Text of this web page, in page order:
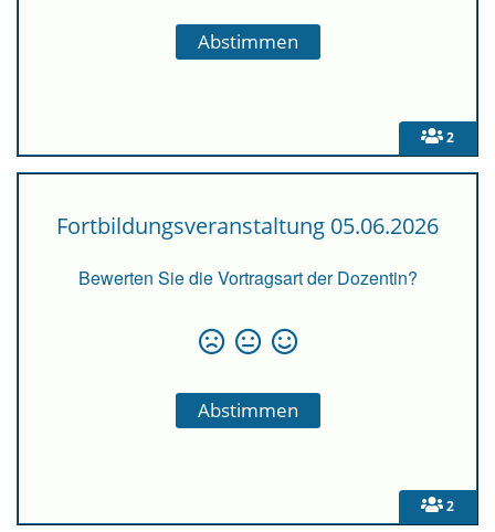
2
2
Fortbildungsveranstaltung 05.06.2026
Bewerten Sie die Vortragsart der Dozentin?